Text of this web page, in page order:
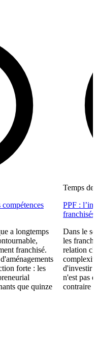
a longtemps
franchisé.
forte : les
que quinze
Temps de
PPF :
franchisés
Dans le
les
relation
d'investir
n'est pas
contraire